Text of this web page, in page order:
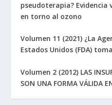
pseudoterapia?
en torno al ozono
Volumen 11 (2021) ¿La
Estados Unidos (FDA)
Volumen 2 (2012) LAS
SON UNA FORMA VÁLIDA